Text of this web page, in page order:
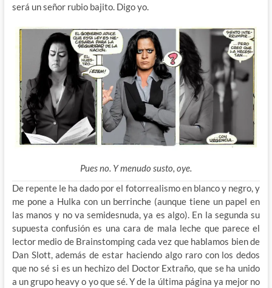
será un señor rubio bajito. Digo yo.
Pues no. Y menudo susto, oye.
De repente le ha dado por el fotorrealismo en blanco y negro, y
me pone a Hulka con un berrinche (aunque tiene un papel en
las manos y no va semidesnuda, ya es algo). En la segunda su
supuesta confusión es una cara de mala leche que parece el
lector medio de Brainstomping cada vez que hablamos bien de
Dan Slott, además de estar haciendo algo raro con los dedos
que no sé si es un hechizo del Doctor Extraño, que se ha unido
a un grupo heavy o yo que sé. Y de la última página ya mejor no